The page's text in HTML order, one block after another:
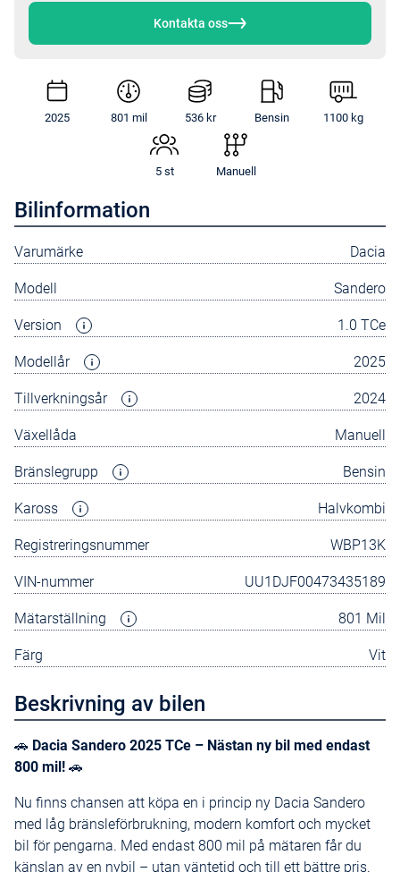
Kontakta oss
2025 801 mil 536 kr Bensin 1100 kg
5 st Manuell
Beskrivning av bilen
🚗 Dacia Sandero 2025 TCe – Nästan ny bil med endast
800 mil! 🚗
Nu finns chansen att köpa en i princip ny Dacia Sandero
med låg bränsleförbrukning, modern komfort och mycket
bil för pengarna. Med endast 800 mil på mätaren får du
känslan av en nybil – utan väntetid och till ett bättre pris.
Bilinformation
Varumärke Dacia
Modell Sandero
Version 1.0 TCe
Modellår 2025
Tillverkningsår 2024
Växellåda Manuell
Bränslegrupp Bensin
Kaross Halvkombi
Registreringsnummer WBP13K
VIN-nummer UU1DJF00473435189
Mätarställning 801 Mil
Färg Vit